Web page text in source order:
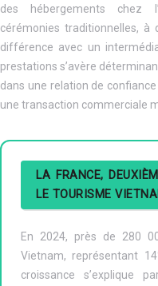
des hébergements chez
cérémonies traditionnelles, à
différence avec un
prestations s’avère
dans une relation de
une transaction commerciale
LA FRANCE,
LE TOURISME
En 2024, près de 280
Vietnam, représentant
croissance s’explique